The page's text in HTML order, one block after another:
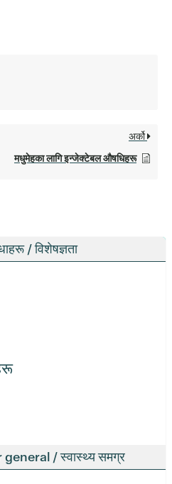
/ विशेषज्ञता
general / स्वास्थ्य समग्र
अर्को
मधुमेहका लागि इन्जेक्टेबल औषधिहरू